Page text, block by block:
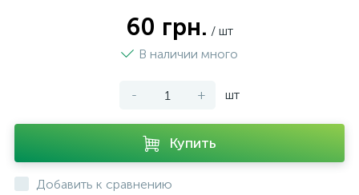
60 грн. / шт
В наличии много
- + шт
Купить
Добавить к сравнению